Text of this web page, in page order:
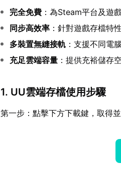
完全免費 ：為Steam平台及遊
同步高效率 ：針對遊戲存檔特
多裝置無縫接軌 ：支援不同電
充足雲端容量 ：提供充裕儲存
1. UU雲端存檔使用步驟
第一步：點擊下方下載鍵，取得